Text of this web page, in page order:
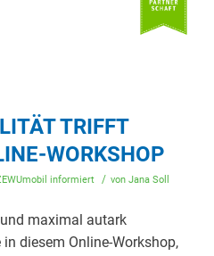
TRIFFT
WORKSHOP
informiert / von Jana Soll
maximal autark
diesem Online-Workshop,